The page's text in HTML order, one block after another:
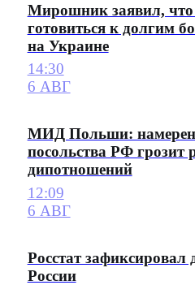
Мирошник заявил,
готовиться к долгим
на Украине
14:30
6 АВГ
МИД Польши:
посольства РФ грозит
дипотношений
12:09
6 АВГ
Росстат
России